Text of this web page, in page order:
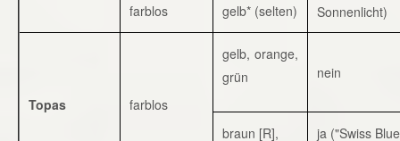
Sonnenlicht)
farblos gelb* (selten)
Topas farblos
gelb, orange,
grün
nein
braun [R],
ja ("Swiss